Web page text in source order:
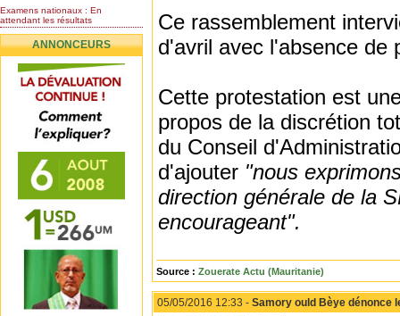
Examens nationaux : En
attendant les résultats
Nomination de l’Honorable Diye
Ba au poste de...
Mauritanie : les résultats du
baccalauréat 2026...
Mauritanie : Les 10 premiers au
BEPC 2026
Un syndicat de l’enseignement
rejette la...
ANNONCEURS
Ce rassemblement
d'avril avec l'absence de
Cette protestation est
propos de la discrétion
du Conseil
d'ajouter "nous
direction générale de la
encourageant".
Source : Zouerate Actu (Mauritanie)
05/05/2016 12:33 - Samory ould Bèye dénonce